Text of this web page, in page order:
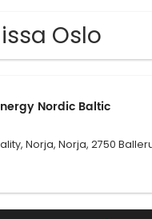
Oslo
Nordic Baltic
Norja, Norja, 2750